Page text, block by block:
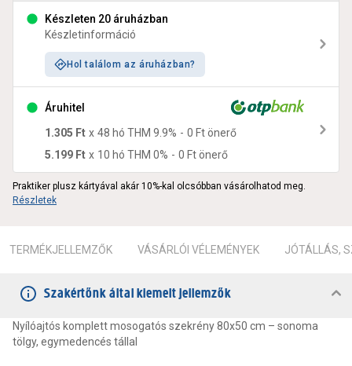
Készleten 20 áruházban
Készletinformáció
Hol találom az áruházban?
Áruhitel
1.305 Ft x 48 hó THM 9.9% - 0 Ftönerő
5.199 Ft x 10 hó THM 0% - 0 Ftönerő
Praktiker plusz kártyával akár 10%-kal olcsóbban vásárolhatod meg.
Részletek
TERMÉKJELLEMZŐK VÁSÁRLÓI VÉLEMÉNYEK JÓTÁLLÁS,
Szakértőnk által kiemelt jellemzők
Nyílóajtós komplett mosogatós szekrény 80x50 cm – sonoma
tölgy, egymedencés tállal